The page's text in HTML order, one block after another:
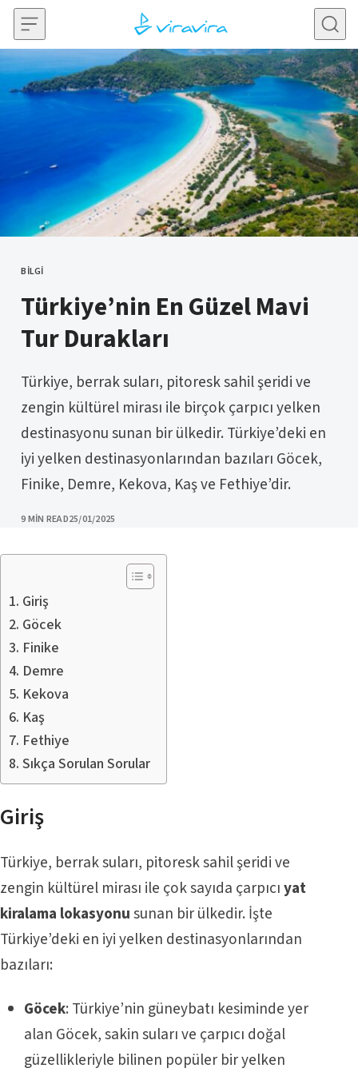
Skip to content
CATEGORY
BILGI
Türkiye’nin En Güzel Mavi
Tur Durakları
Türkiye, berrak suları, pitoresk sahil şeridi ve
zengin kültürel mirası ile birçok çarpıcı yelken
destinasyonu sunan bir ülkedir. Türkiye’deki en
iyi yelken destinasyonlarından bazıları Göcek,
Finike, Demre, Kekova, Kaş ve Fethiye’dir.
9 MIN READPUBLISHED
25/01/2025
Giriş
Göcek
Finike
Demre
Kekova
Kaş
Fethiye
Sıkça Sorulan Sorular
Giriş
Türkiye, berrak suları, pitoresk sahil şeridi ve
zengin kültürel mirası ile çok sayıda çarpıcıyat
kiralama lokasyonusunan bir ülkedir. İşte
Türkiye’deki en iyi yelken destinasyonlarından
bazıları:
Göcek: Türkiye’nin güneybatı kesiminde yer
alan Göcek, sakin suları ve çarpıcı doğal
güzellikleriyle bilinen popüler bir yelken